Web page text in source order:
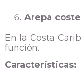
Arepa
En la Costa
función.
Características: